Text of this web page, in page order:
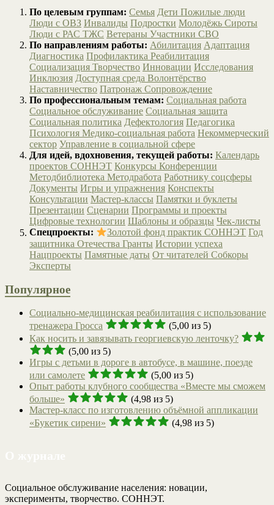
По целевым группам: Семья Дети Пожилые люди
Люди с ОВЗ Инвалиды Подростки Молодёжь Сироты
Люди с РАС ТЖС Ветераны Участники СВО
По направлениям работы: Абилитация Адаптация
Диагностика Профилактика Реабилитация
Социализация Творчество Инновации Исследования
Инклюзия Доступная среда Волонтёрство
Наставничество Патронаж Сопровождение
По профессиональным темам: Социальная работа
Социальное обслуживание Социальная защита
Социальная политика Дефектология Педагогика
Психология Медико-социальная работа Некоммерческий
сектор Управление в социальной сфере
Для идей, вдохновения, текущей работы: Календарь
проектов СОННЭТ Конкурсы Конференции
Методбиблиотека Методработа Работнику соцсферы
Документы Игры и упражнения Конспекты
Консультации Мастер-классы Памятки и буклеты
Презентации Сценарии Программы и проекты
Цифровые технологии Шаблоны и образцы Чек-листы
Спецпроекты:
Золотой фонд практик СОННЭТ Год
защитника Отечества Гранты Истории успеха
Нацпроекты Памятные даты От читателей Собкоры
Эксперты
Популярное
Социально-медицинская реабилитация с использование
тренажера Гросса
(5,00 из 5)
Как носить и завязывать георгиевскую ленточку?
(5,00 из 5)
Игры с детьми в дороге в автобусе, в машине, поезде
или самолете
(5,00 из 5)
Опыт работы клубного сообщества «Вместе мы сможем
больше»
(4,98 из 5)
Мастер-класс по изготовлению объёмной аппликации
«Букетик сирени»
(4,98 из 5)
Социальное обслуживание населения: новации,
эксперименты, творчество. СОННЭТ.